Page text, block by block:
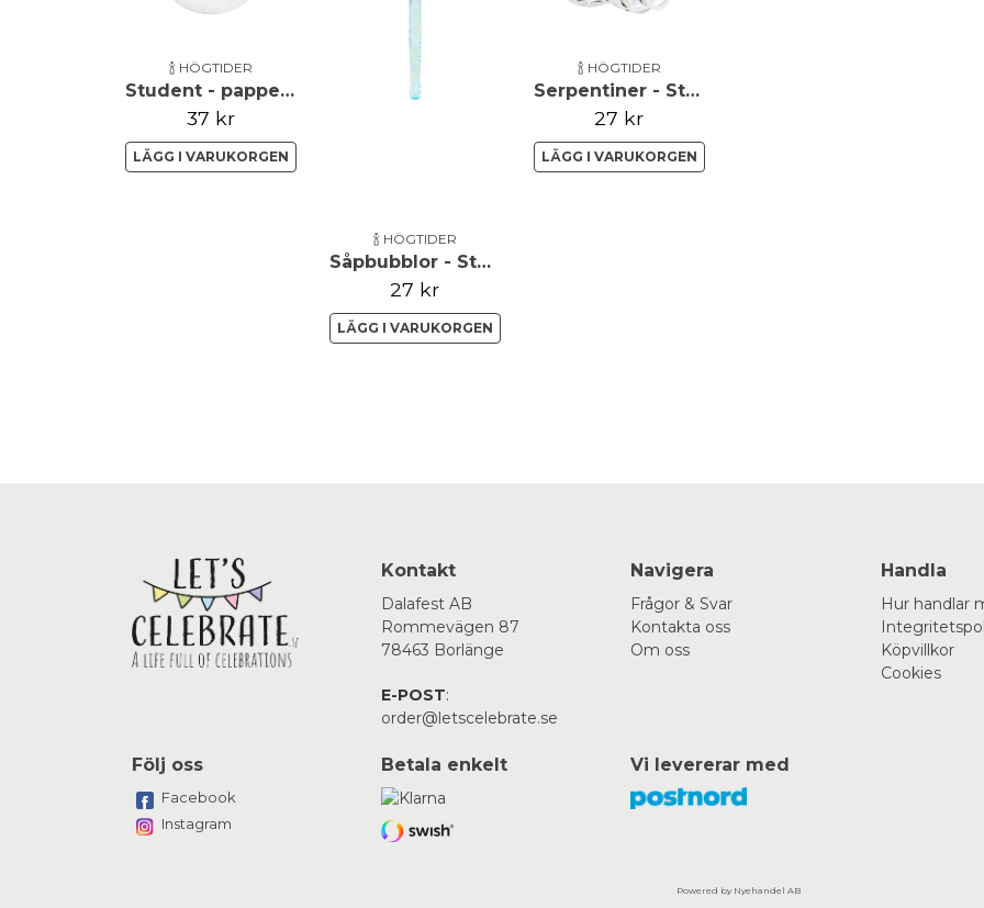
🍾 HÖGTIDER
Student - papperstallrik - Klassens
37 kr
LÄGG I VARUKORGEN
🍾 HÖGTIDER
Såpbubblor - Student
27 kr
LÄGG I VARUKORGEN
🍾 HÖGTIDER
Serpentiner - Studentmössor - 2-pack
27 kr
LÄGG I VARUKORGEN
Kontakt
Dalafest AB
Rommevägen 87
78463 Borlänge
E-POST:
order@letscelebrate.se
Navigera
Frågor & Svar
Kontakta oss
Om oss
Handla
Hur handlar
Köpvillkor
Cookies
Följ oss
Facebook
Instagram
Betala enkelt Vi levererar med
Powered by Nyehandel AB